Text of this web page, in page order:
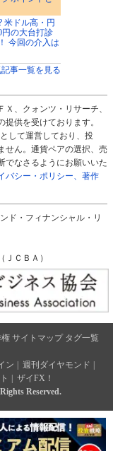
米ドル高・円
円の大台打診
今回の介入は
事一覧を見る
、クォンツ・リサーチ、
供を受けております。
して運営しており、投
せん。通貨ペアの選択、売
でなさるようにお願いいた
バシー・ポリシー、著作
ド・フィナンシャル・リ
ＣＢＡ）
サイトマップ タグ一覧
ン | 週刊ダイヤモンド |
| ザイFX！
Reserved.